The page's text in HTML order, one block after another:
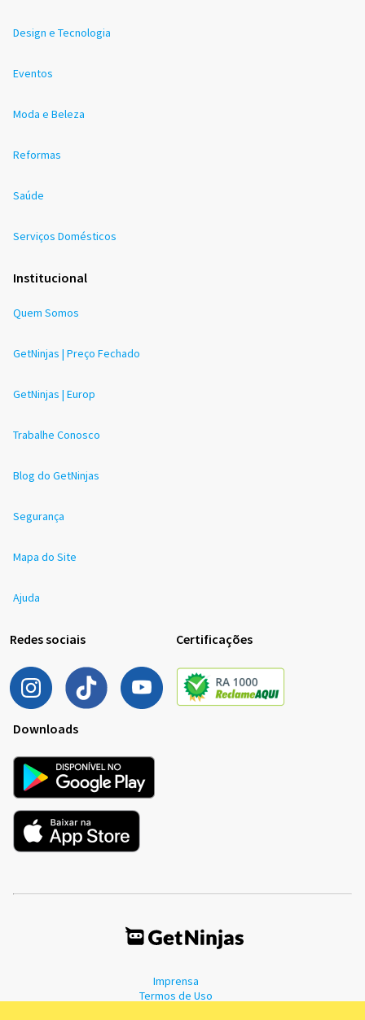
Design e Tecnologia
Eventos
Moda e Beleza
Reformas
Saúde
Serviços Domésticos
Institucional
Quem Somos
GetNinjas | Preço Fechado
GetNinjas | Europ
Trabalhe Conosco
Blog do GetNinjas
Segurança
Mapa do Site
Ajuda
Redes sociais Certificações
Downloads
Imprensa
Termos de Uso